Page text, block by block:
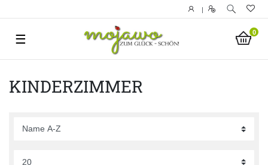
|
0
☰
KINDERZIMMER